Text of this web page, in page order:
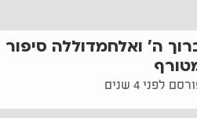
ה' ואלחמדוללה סיפור
לפני 4 שנים